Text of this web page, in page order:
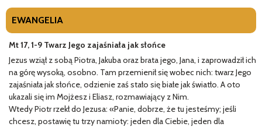
EWANGELIA
Mt 17, 1-9 Twarz Jego zajaśniała jak słońce
Jezus wziął z sobą Piotra, Jakuba oraz brata jego, Jana, i zaprowadził ich
na górę wysoką, osobno. Tam przemienił się wobec nich: twarz Jego
zajaśniała jak słońce, odzienie zaś stało się białe jak światło. A oto
ukazali się im Mojżesz i Eliasz, rozmawiający z Nim.
Wtedy Piotr rzekł do Jezusa: «Panie, dobrze, że tu jesteśmy; jeśli
chcesz, postawię tu trzy namioty: jeden dla Ciebie, jeden dla